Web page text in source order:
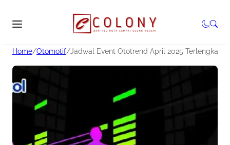
Home/Otomotif/Jadwal Event Ototrend April 2025 Terlengkap